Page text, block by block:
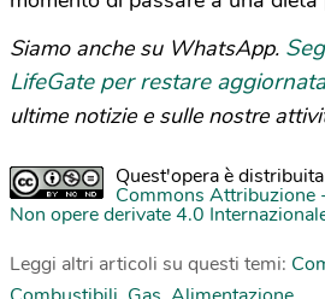
Siamo anche su WhatsApp.
LifeGate per restare
ultime notizie e sulle nostre
Quest'opera è
Commons Attribuzione
Non opere derivate 4.0
Leggi altri articoli su questi temi: